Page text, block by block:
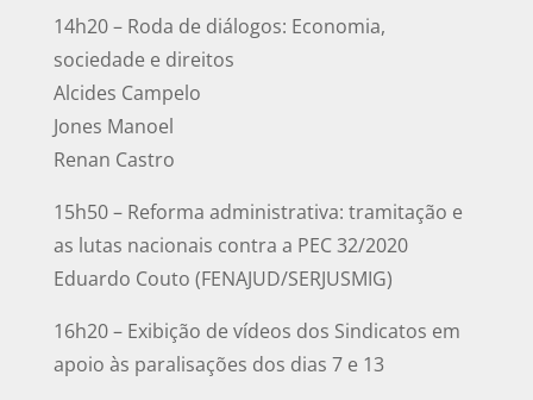
14h20 – Roda de diálogos: Economia,
sociedade e direitos
Alcides Campelo
Jones Manoel
Renan Castro
15h50 – Reforma administrativa: tramitação e
as lutas nacionais contra a PEC 32/2020
Eduardo Couto (FENAJUD/SERJUSMIG)
16h20 – Exibição de vídeos dos Sindicatos em
apoio às paralisações dos dias 7 e 13